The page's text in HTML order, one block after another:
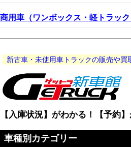
商用車（ワンボックス・軽トラッ
新古車・未使用車トラックの販売や買
【入庫状況】がわかる！【予約】
車種別カテゴリー